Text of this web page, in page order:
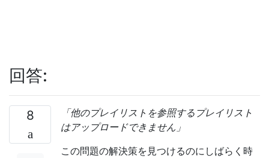
回答:
8
「他のプレイリストを参照するプレイリスト
はアップロードできません」
この問題の解決策を見つけるのにしばらく時